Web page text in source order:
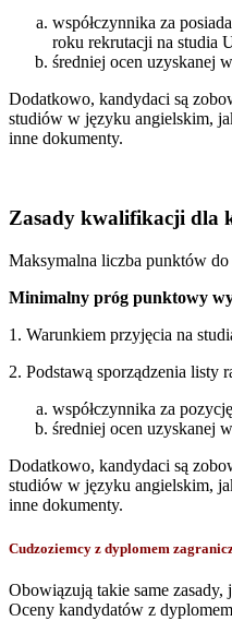
współczynnika za
roku rekrutacji na studia
średniej ocen uzyskanej
Dodatkowo, kandydaci są
studiów w języku angielskim,
inne dokumenty.
Zasady kwalifikacji dla
Maksymalna liczba punktów
Minimalny próg punktowy
1. Warunkiem przyjęcia na
2. Podstawą sporządzenia listy
współczynnika za
średniej ocen uzyskanej
Dodatkowo, kandydaci są
studiów w języku angielskim,
inne dokumenty.
Cudzoziemcy z dyplomem
Obowiązują takie same
Oceny kandydatów z